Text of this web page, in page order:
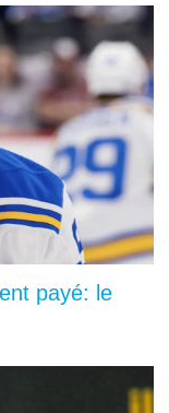
payé: le